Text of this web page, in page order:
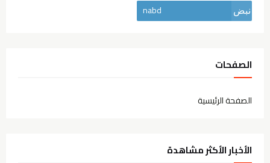
nabd
الصفحات
الصفحة الرئيسية
الأخبار الأكثر مشاهدة